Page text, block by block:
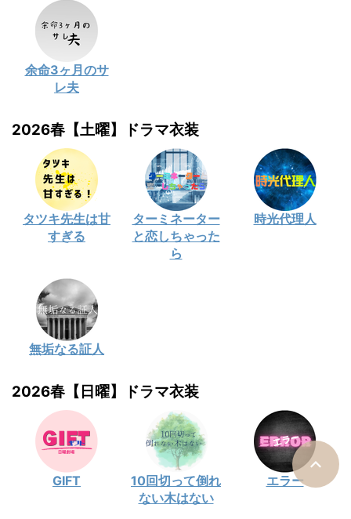
余命3ヶ月のサ
レ夫
2026春【土曜】ドラマ衣装
タツキ先生は甘
すぎる
ターミネーター
と恋しちゃった
ら
時光代理人
無垢なる証人
2026春【日曜】ドラマ衣装
GIFT
10回切って倒れ
ない木はない
エラー